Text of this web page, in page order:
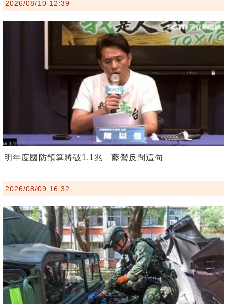
2026/08/10 12:39
明年度國防預算將破1.1兆 藍營反問這句
2026/08/09 16:32